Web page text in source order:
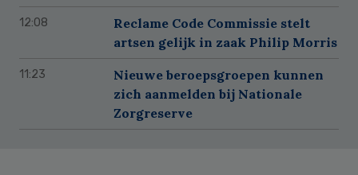
12:08
Reclame Code Commissie stelt
artsen gelijk in zaak Philip Morris
11:23
Nieuwe beroepsgroepen kunnen
zich aanmelden bij Nationale
Zorgreserve